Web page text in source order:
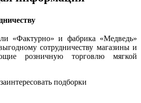
«Фактурно» и фабрика «Медведь»
сотрудничеству магазины и
розничную торговлю мягкой
подборки